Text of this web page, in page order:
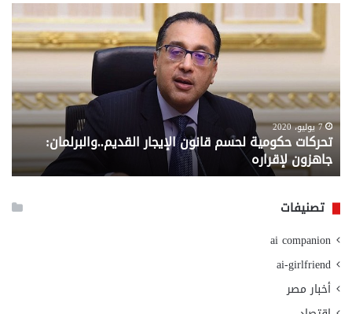
تحركات
حكومية
لحسم
قانون
القديم..والبرلمان:
جاهزون
لإقراره
7 يوليو، 2020
تحركات حكومية لحسم قانون الإيجار القديم..والبرلمان:
جاهزون لإقراره
..
من
تصنيفات
ai companion
ai-girlfriend
أخبار مصر